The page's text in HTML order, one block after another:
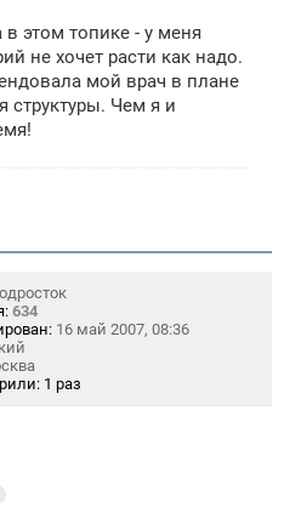
этом топике - у меня
не хочет расти как надо.
мой врач в плане
структуры. Чем я и
634
16 май 2007, 08:36
1 раз